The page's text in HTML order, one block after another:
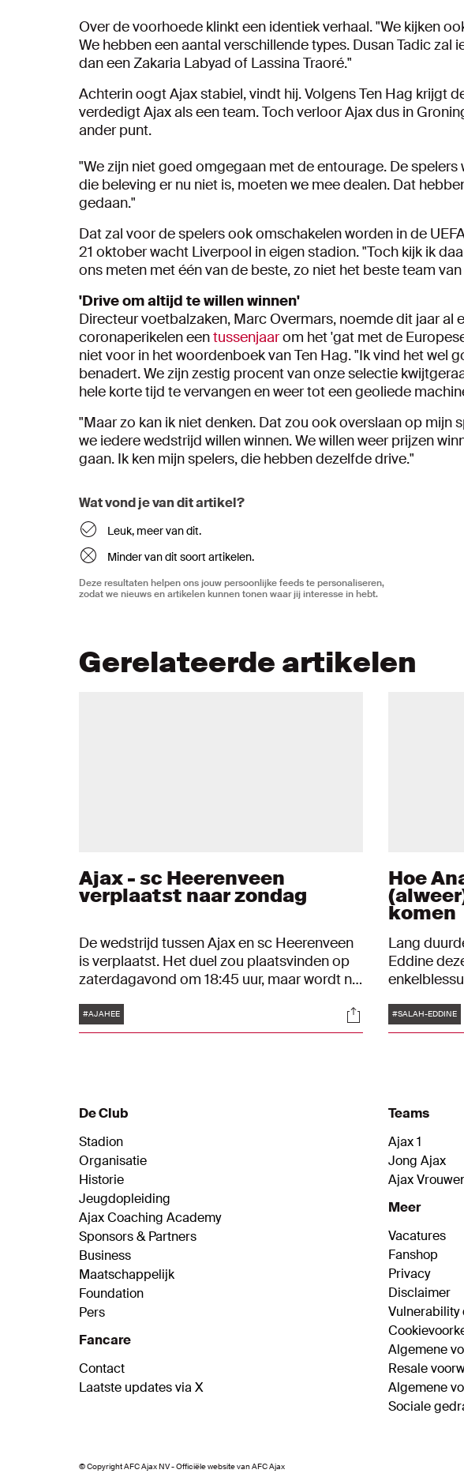
Over de voorhoede klinkt een identiek verhaal. "We kijken
We hebben een aantal verschillende types. Dusan Tadic zal
dan een Zakaria Labyad of Lassina Traoré."
Achterin oogt Ajax stabiel, vindt hij. Volgens Ten Hag krijgt
verdedigt Ajax als een team. Toch verloor Ajax dus in
ander punt.
"We zijn niet goed omgegaan met de entourage. De
die beleving er nu niet is, moeten we mee dealen. Dat
gedaan."
Dat zal voor de spelers ook omschakelen worden in de
21 oktober wacht Liverpool in eigen stadion. "Toch kijk ik
ons meten met één van de beste, zo niet het beste team
'Drive om altijd te willen winnen'
Directeur voetbalzaken, Marc Overmars, noemde dit jaar al
coronaperikelen eentussenjaarom het 'gat met de
niet voor in het woordenboek van Ten Hag. "Ik vind het wel
benadert. We zijn zestig procent van onze selectie
hele korte tijd te vervangen en weer tot een geoliede
"Maar zo kan ik niet denken. Dat zou ook overslaan op mijn
we iedere wedstrijd willen winnen. We willen weer prijzen
gaan. Ik ken mijn spelers, die hebben dezelfde drive."
Wat vond je van dit artikel?
Leuk, meer van dit.
Minder van dit soort artikelen.
Deze resultaten helpen ons jouw persoonlijke feeds te personaliseren,
zodat we nieuws en artikelen kunnen tonen waar jij interesse in hebt.
Gerelateerde artikelen
Ajax - sc Heerenveen
verplaatst naar zondag
De wedstrijd tussen Ajax en sc Heerenveen
is verplaatst. Het duel zou plaatsvinden op
zaterdagavond om 18:45 uur, maar wordt nu
gespeeld.
Tags
#AJAHEE Socials
Hoe
komen
Lang
Eddine
eindelijk
staan”,
Tags
#SALAH-EDDINE
De Club
Stadion
Organisatie
Historie
Jeugdopleiding
Ajax Coaching Academy
Sponsors & Partners
Business
Maatschappelijk
Foundation
Pers
Fancare
Contact
Laatste updates via X
Teams
Ajax 1
Jong Ajax
Ajax
Meer
Vacatures
Fanshop
Privacy
Disclaimer
Vulnerability
Algemene
Resale
Algemene
Sociale
© Copyright AFC Ajax NV - Officiële website van AFC Ajax